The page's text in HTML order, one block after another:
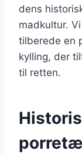
dens
madkultur.
tilberede en
kylling, der
til retten.